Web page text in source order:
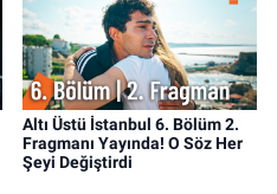
Altı Üstü İstanbul 6. Bölüm 2.
Fragmanı Yayında! O Söz Her
Şeyi Değiştirdi